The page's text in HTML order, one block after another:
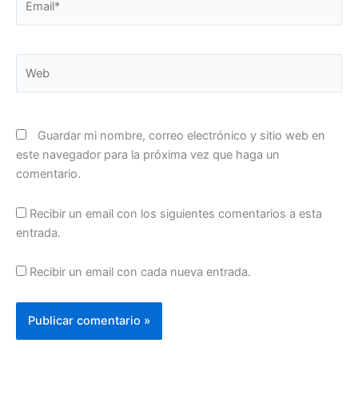
Guardar mi nombre, correo electrónico y sitio web en
este navegador para la próxima vez que haga un
comentario.
Recibir un email con los siguientes comentarios a esta
entrada.
Recibir un email con cada nueva entrada.